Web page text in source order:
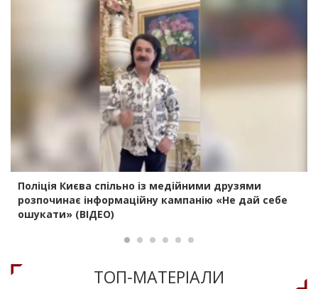
Поліція Києва спільно із медійними друзями
розпочинає інформаційну кампанію «Не дай себе
ошукати» (ВІДЕО)
ТОП-МАТЕРIАЛИ